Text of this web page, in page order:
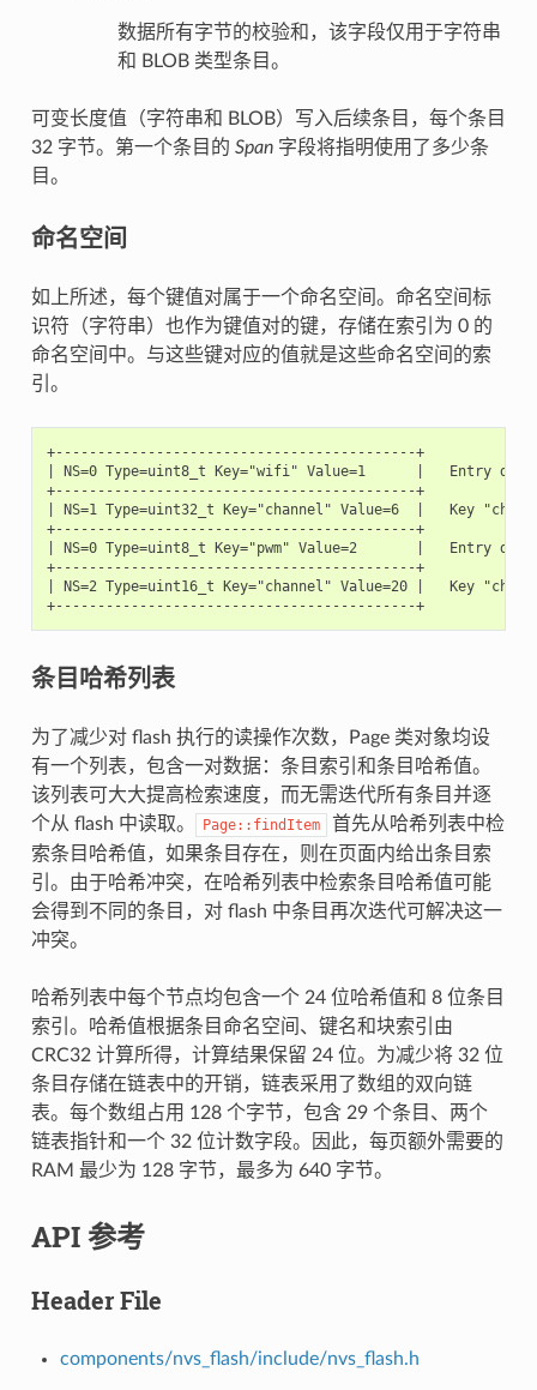
数据所有字节的校验和，该字段仅用于字符串
和 BLOB 类型条目。
可变长度值（字符串和 BLOB）写入后续条目，每个条目
32 字节。第一个条目的 Span字段将指明使用了多少条
目。
命名空间
如上所述，每个键值对属于一个命名空间。命名空间标
识符（字符串）也作为键值对的键，存储在索引为 0 的
命名空间中。与这些键对应的值就是这些命名空间的索
引。
+-------------------------------------------+
| NS=0 Type=uint8_t Key="wifi" Value=1      |   Entry
+-------------------------------------------+
| NS=1 Type=uint32_t Key="channel" Value=6  |   Key
+-------------------------------------------+
| NS=0 Type=uint8_t Key="pwm" Value=2       |   Entry
+-------------------------------------------+
| NS=2 Type=uint16_t Key="channel" Value=20 |   Key
+-------------------------------------------+
条目哈希列表
为了减少对 flash 执行的读操作次数，Page 类对象均设
有一个列表，包含一对数据：条目索引和条目哈希值。
该列表可大大提高检索速度，而无需迭代所有条目并逐
个从 flash 中读取。
Page::findItem
首先从哈希列表中检
索条目哈希值，如果条目存在，则在页面内给出条目索
引。由于哈希冲突，在哈希列表中检索条目哈希值可能
会得到不同的条目，对 flash 中条目再次迭代可解决这一
冲突。
哈希列表中每个节点均包含一个 24 位哈希值和 8 位条目
索引。哈希值根据条目命名空间、键名和块索引由
CRC32 计算所得，计算结果保留 24 位。为减少将 32 位
条目存储在链表中的开销，链表采用了数组的双向链
表。每个数组占用 128 个字节，包含 29 个条目、两个
链表指针和一个 32 位计数字段。因此，每页额外需要的
RAM 最少为 128 字节，最多为 640 字节。
API 参考
Header File
components/nvs_flash/include/nvs_flash.h